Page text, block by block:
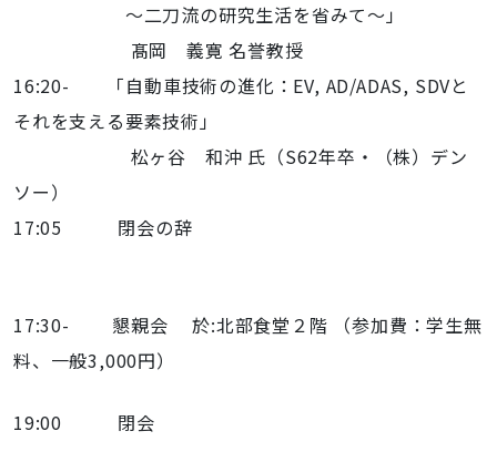
～二刀流の研究生活を省みて～」
髙岡 義寛 名誉教授
16:20- 「自動車技術の進化：EV, AD/ADAS, SDVと
それを支える要素技術」
松ヶ谷 和沖 氏（S62年卒・（株）デン
ソー）
17:05 閉会の辞
17:30- 懇親会 於:北部食堂２階 （参加費：学生無
料、一般3,000円）
19:00 閉会